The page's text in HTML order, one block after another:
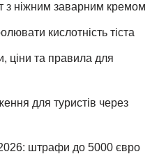
з ніжним заварним кремом
кислотність тіста
ціни та правила для
для туристів через
штрафи до 5000 євро